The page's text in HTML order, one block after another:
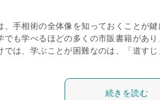
手相術の全体像を知っておくことが鍵
も学べるほどの多くの市販書籍があり
では、学ぶことが困難なのは、「道す
続きを読む